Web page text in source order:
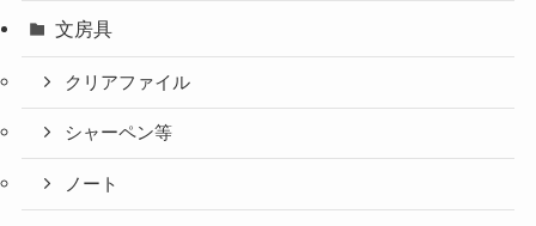
文房具
クリアファイル
シャーペン等
ノート